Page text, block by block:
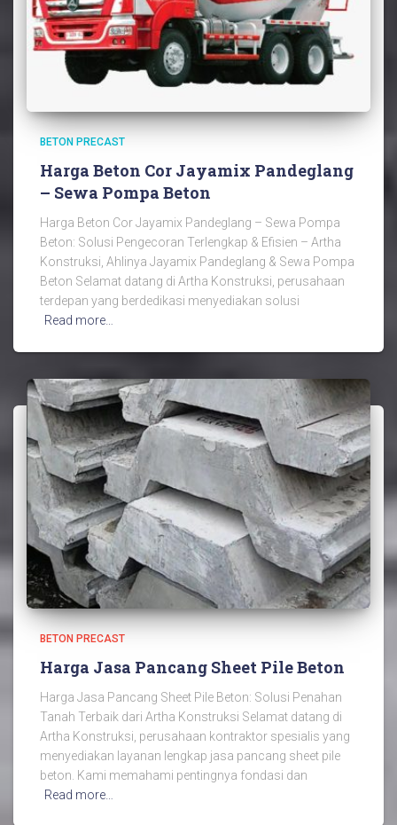
BETON PRECAST
Harga Beton Cor Jayamix Pandeglang
– Sewa Pompa Beton
Harga Beton Cor Jayamix Pandeglang – Sewa Pompa
Beton: Solusi Pengecoran Terlengkap & Efisien – Artha
Konstruksi, Ahlinya Jayamix Pandeglang & Sewa Pompa
Beton Selamat datang di Artha Konstruksi, perusahaan
terdepan yang berdedikasi menyediakan solusi
Read more…
BETON PRECAST
Harga Jasa Pancang Sheet Pile Beton
Harga Jasa Pancang Sheet Pile Beton: Solusi Penahan
Tanah Terbaik dari Artha Konstruksi Selamat datang di
Artha Konstruksi, perusahaan kontraktor spesialis yang
menyediakan layanan lengkap jasa pancang sheet pile
beton. Kami memahami pentingnya fondasi dan
Read more…